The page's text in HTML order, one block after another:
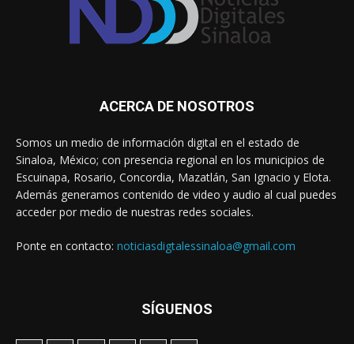
ACERCA DE NOSOTROS
Somos un medio de información digital en el estado de
Sinaloa, México; con presencia regional en los municipios de
Escuinapa, Rosario, Concordia, Mazatlán, San Ignacio y Elota.
Además generamos contenido de video y audio al cual puedes
acceder por medio de nuestras redes sociales.
Ponte en contacto: noticiasdigtalessinaloa@gmail.com
SÍGUENOS